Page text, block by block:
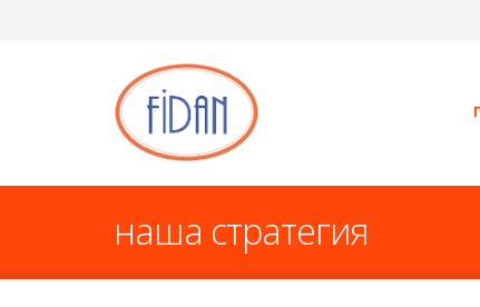
наша стратегия